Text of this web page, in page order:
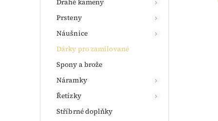
Prsteny
Náušnice
Dárky pro zamilované
Spony a brože
Náramky
Řetízky
Stříbrné doplňky